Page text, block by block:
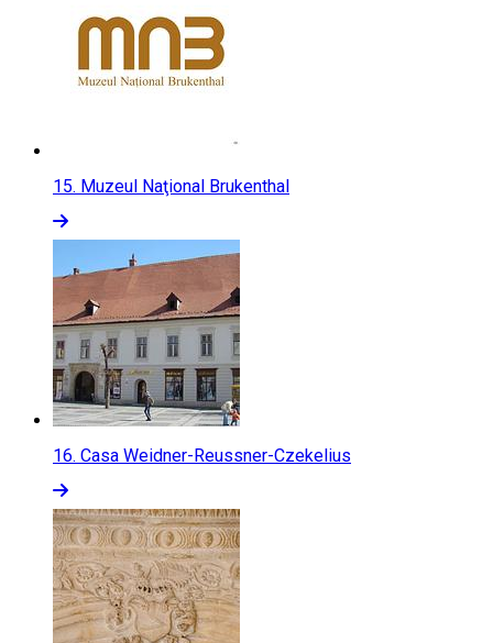
15. Muzeul Naţional Brukenthal
16. Casa Weidner-Reussner-Czekelius